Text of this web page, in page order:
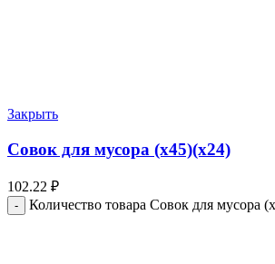
Закрыть
Совок для мусора (х45)(х24)
102.22 ₽
Количество товара Совок для мусора